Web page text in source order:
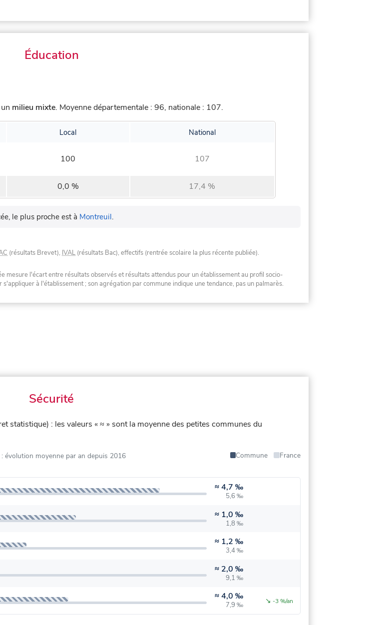
Éducation
milieu mixte. Moyenne départementale : 96, nationale : 107.
Local National
100 107
0,0 % 17,4 %
le plus proche est à Montreuil.
(résultats Brevet), IVAL (résultats Bac), effectifs (rentrée scolaire la plus récente publiée).
mesure l'écart entre résultats observés et résultats attendus pour un établissement au profil socio-
à l'établissement ; son agrégation par commune indique une tendance, pas un palmarès.
Sécurité
statistique) : les valeurs « ≈ » sont la moyenne des petites communes du
: évolution moyenne par an depuis 2016 Commune
France
≈4,7 ‰
5,6 ‰
≈ 1,0 ‰
1,8 ‰
≈ 1,2 ‰
3,4 ‰
≈ 2,0 ‰
9,1 ‰
≈4,0 ‰
7,9 ‰ ↘ -3 %/an